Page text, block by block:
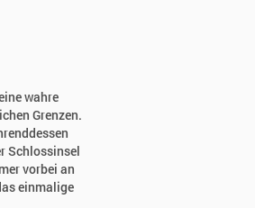
wahre
Grenzen.
Schlossinsel
vorbei an
einmalige